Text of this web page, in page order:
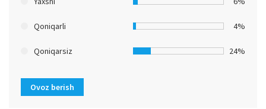
Qoniqarli 4%
Qoniqarsiz 24%
Ovoz berish